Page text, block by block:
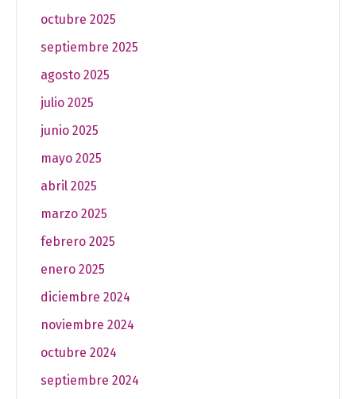
octubre 2025
septiembre 2025
agosto 2025
julio 2025
junio 2025
mayo 2025
abril 2025
marzo 2025
febrero 2025
enero 2025
diciembre 2024
noviembre 2024
octubre 2024
septiembre 2024